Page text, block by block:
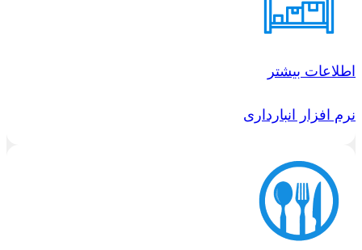
اطلاعات بیشتر
نرم افزار انبارداری